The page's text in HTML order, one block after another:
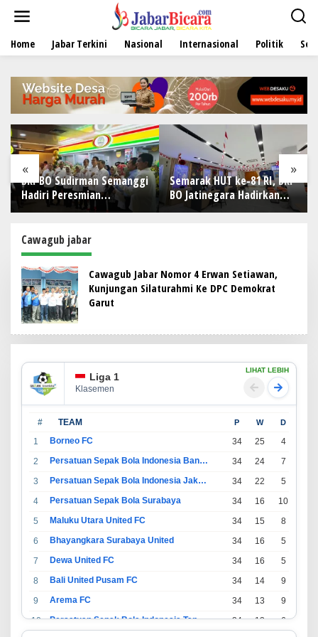
t
Home Jabar Terkini Nasional Internasional Politik
« »
BRI BO Sudirman Semanggi
Hadiri Peresmian
Pembukaan Koperasi DPD
Semarak HUT ke-81 RI, BRI
BO Jatinegara Hadirkan
Nuansa Merah Putih di
Cawagub jabar
Cawagub Jabar Nomor 4 Erwan Setiawan,
Kunjungan Silaturahmi Ke DPC Demokrat
Garut
Liga 1
Klasemen
LIHAT LEBIH
# TEAM P W D
1 Borneo FC 34 25 4
2
Persatuan Sepak Bola Indonesia Bandung 34 24 7
3
Persatuan Sepak Bola Indonesia Jakarta 34 22 5
4
Persatuan Sepak Bola Surabaya 34 16 10
5
Maluku Utara United FC 34 15 8
6
Bhayangkara Surabaya United 34 16 5
7
Dewa United FC 34 16 5
8
Bali United Pusam FC 34 14 9
9
Arema FC 34 13 9
10
Persatuan Sepak Bola Indonesia Tangerang 34 13 6